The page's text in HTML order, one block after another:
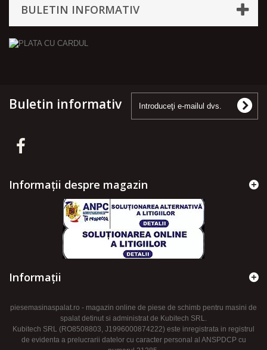
BULETIN INFORMATIV
Buletin informativ
Informații despre magazin
Informaţii
piesemasinaspalat.ro - magazin online de piese de schimb pentru masini de
spalat detinut si administrat de Kubitech SRL.
Kubitech SRL (RO8508803, J1996000874222) este inregistrata in registrul
de evidenta a prelucrarii datelor cu caracter personal al ANSPDCP cu